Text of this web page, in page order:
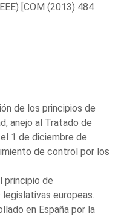
[COM (2013) 484
de los principios de
anejo al Tratado de
1 de diciembre de
de control por los
principio de
europeas.
en España por la